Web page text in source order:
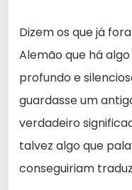
Dizem os que já
Alemão que há
profundo e
guardasse um
verdadeiro
talvez algo que
conseguiriam